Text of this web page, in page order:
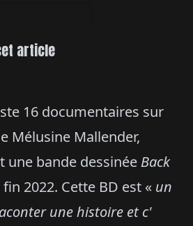
16 documentaires sur
Mélusine Mallender,
une bande dessinée Back
2022. Cette BD est « un
une histoire et c'
article